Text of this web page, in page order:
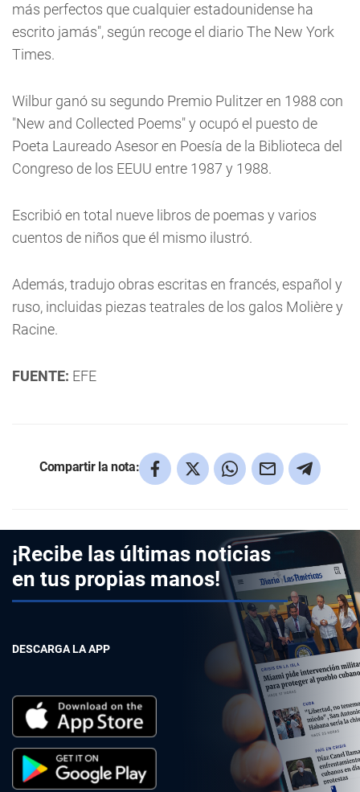
más perfectos que cualquier estadounidense ha
escrito jamás", según recoge el diario The New York
Times.
Wilbur ganó su segundo Premio Pulitzer en 1988 con
"New and Collected Poems" y ocupó el puesto de
Poeta Laureado Asesor en Poesía de la Biblioteca del
Congreso de los EEUU entre 1987 y 1988.
Escribió en total nueve libros de poemas y varios
cuentos de niños que él mismo ilustró.
Además, tradujo obras escritas en francés, español y
ruso, incluidas piezas teatrales de los galos Molière y
Racine.
FUENTE: EFE
Compartir la nota:
¡Recibe las últimas noticias
en tus propias manos!
DESCARGA LA APP